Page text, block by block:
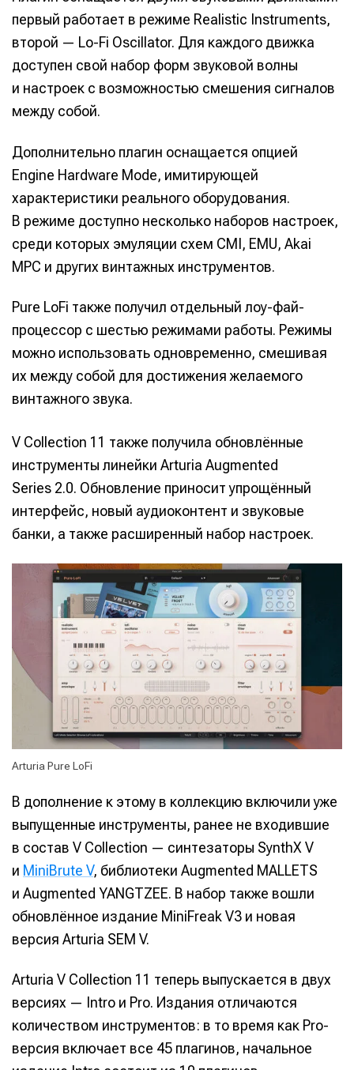
первый работает в режиме Realistic Instruments,
второй — Lo-Fi Oscillator. Для каждого движка
доступен свой набор форм звуковой волны
и настроек с возможностью смешения сигналов
между собой.
Дополнительно плагин оснащается опцией
Engine Hardware Mode, имитирующей
характеристики реального оборудования.
В режиме доступно несколько наборов настроек,
среди которых эмуляции схем CMI, EMU, Akai
MPC и других винтажных инструментов.
Pure LoFi также получил отдельный лоу-фай-
процессор с шестью режимами работы. Режимы
можно использовать одновременно, смешивая
их между собой для достижения желаемого
винтажного звука.
V Collection 11 также получила обновлённые
инструменты линейки Arturia Augmented
Series 2.0. Обновление приносит упрощённый
интерфейс, новый аудиоконтент и звуковые
банки, а также расширенный набор настроек.
Arturia Pure LoFi
В дополнение к этому в коллекцию включили уже
выпущенные инструменты, ранее не входившие
в состав V Collection — синтезаторы SynthX V
и MiniBrute V, библиотеки Augmented MALLETS
и Augmented YANGTZEE. В набор также вошли
обновлённое издание MiniFreak V3 и новая
версия Arturia SEM V.
Arturia V Collection 11 теперь выпускается в двух
версиях — Intro и Pro. Издания отличаются
количеством инструментов: в то время как Pro-
версия включает все 45 плагинов, начальное